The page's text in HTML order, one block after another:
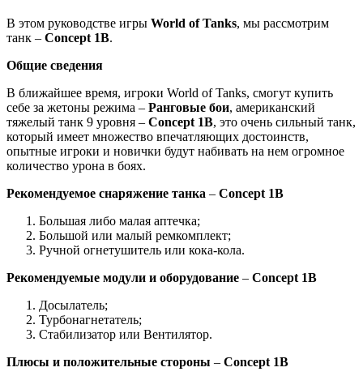
В этом руководстве игры World of Tanks, мы рассмотрим
танк – Concept1B.
Общие сведения
В ближайшее время, игроки World of Tanks, смогут купить
себе за жетоны режима – Ранговые бои, американский
тяжелый танк 9 уровня – Concept1B, это очень сильный танк,
который имеет множество впечатляющих достоинств,
опытные игроки и новички будут набивать на нем огромное
количество урона в боях.
Рекомендуемое снаряжение танка – Concept1B
Большая либо малая аптечка;
Большой или малый ремкомплект;
Ручной огнетушитель или кока-кола.
Рекомендуемые модули и оборудование – Concept1B
Досылатель;
Турбонагнетатель;
Стабилизатор или Вентилятор.
Плюсы и положительные стороны – Concept1B